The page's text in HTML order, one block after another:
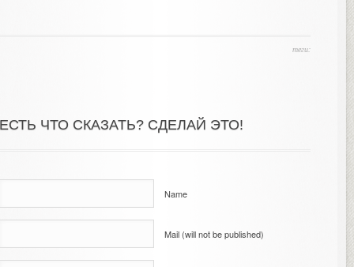
теги:
ЧТО СКАЗАТЬ? СДЕЛАЙ ЭТО!
Name
Mail (will not be published)